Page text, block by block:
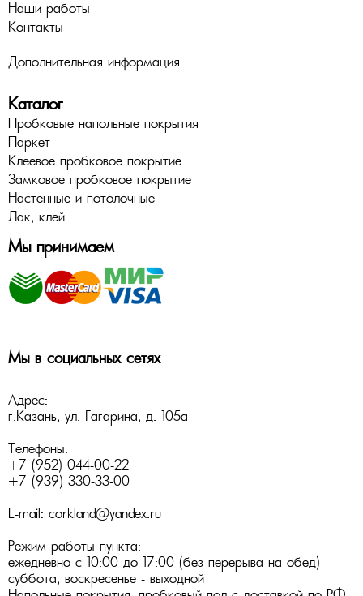
Наши работы
Контакты
Дополнительная информация
Каталог
Пробковые напольные покрытия
Паркет
Клеевое пробковое покрытие
Замковое пробковое покрытие
Настенные и потолочные
Лак, клей
Мы принимаем
Мы в социальных сетях
Адрес:
г.Казань, ул. Гагарина, д. 105а
Телефоны:
+7 (952) 044-00-22
+7 (939) 330-33-00
E-mail: corkland@yandex.ru
Режим работы пункта:
ежедневно с 10:00 до 17:00 (без перерыва на обед)
суббота, воскресенье - выходной